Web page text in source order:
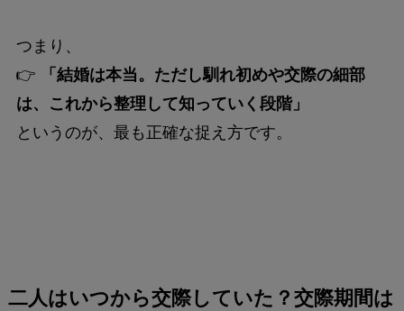
つまり、
👉
「結婚は本当。ただし馴れ初めや交際の細部
は、これから整理して知っていく段階」
というのが、最も正確な捉え方です。
二人はいつから交際していた？交際期間は